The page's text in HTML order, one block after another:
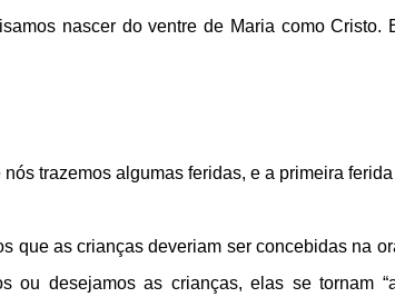
nascer do ventre de Maria como
trazemos algumas feridas, e a primeira
que as crianças deveriam ser concebidas na
ou desejamos as crianças, elas se tornam